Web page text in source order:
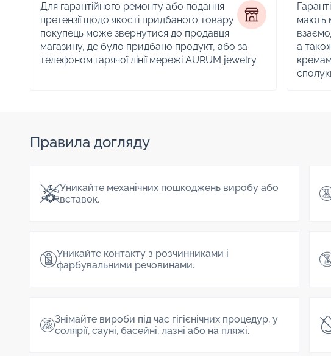
Для гарантійного ремонту або подання
претензії щодо якості придбаного товару
покупець може звернутися до продавця
магазину, де було придбано продукт, або за
телефоном гарячої лінії мережі AURUM jewelry.
мають
а
Правила догляду
Уникайте механічних пошкоджень виробу або
вставок.
Уникайте контакту з розчинниками і
фарбувальними речовинами.
Знімайте вироби під час гігієнічних процедур, у
солярії, сауні, басейні, лазні або на пляжі.